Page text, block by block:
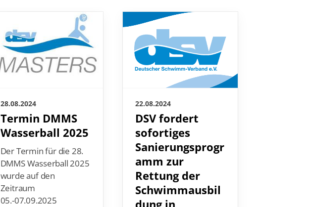
28.08.2024
Termin DMMS
Wasserball 2025
Der Termin für die 28.
DMMS Wasserball 2025
wurde auf den
Zeitraum
05.-07.09.2025
22.08.2024
DSV fordert
sofortiges
Sanierungsprogr
amm zur
Rettung der
Schwimmausbil